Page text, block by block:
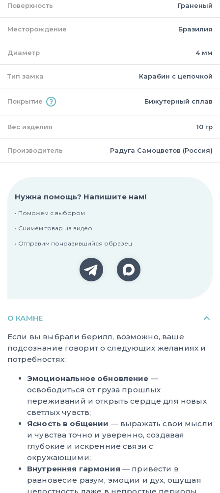
Поверхность Граненый
Месторождение Бразилия
Диаметр 4 мм
Тип замка Карабин с цепочкой
Покрытие Бижутерный сплав
Вес изделия 10 гр
Производитель Радуга Самоцветов (Россия)
Нужна помощь? Напишите нам!
• Поможем с выбором
• Снимем товар на видео
• Отправим понравившийся образец
О КАМНЕ
Если вы выбрали берилл, возможно, ваше
подсознание говорит о следующих желаниях и
потребностях:
Эмоциональное обновление —
освободиться от груза прошлых
переживаний и открыть сердце для новых
светлых чувств;
Ясность в общении — выражать свои мысли
и чувства точно и уверенно, создавая
глубокие и искренние связи с
окружающими;
Внутренняя гармония — привести в
равновесие разум, эмоции и дух, ощущая